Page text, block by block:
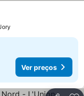
Ver preços